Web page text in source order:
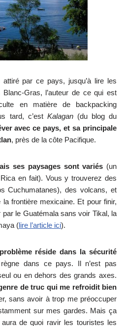
par ce pays, jusqu’à lire les
Gras, l’auteur de ce qui est
en matière de backpacking
tard, c’est Kalagan(du blog du
avec ce pays, et sa principale
, près de la côte Pacifique.
ses paysages sont variés (un
en fait). Vous y trouverez des
Cuchumatanes), des volcans, et
frontière mexicaine. Et pour finir,
le Guatémala sans voir Tikal, la
(lire l’article ici).
réside dans la sécurité
dans ce pays. Il n’est pas
ou en dehors des grands axes.
de truc qui me refroidit bien
sans avoir à trop me préoccuper
sur mes gardes. Mais ça
aura de quoi ravir les touristes les